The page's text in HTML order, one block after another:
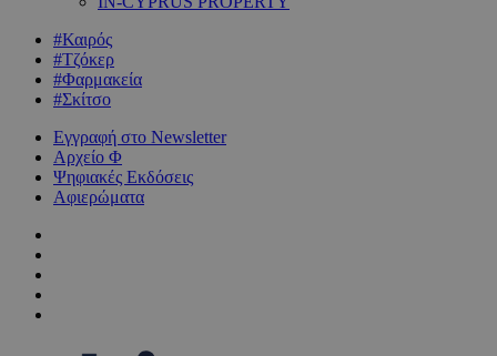
#Καιρός
#Τζόκερ
#Φαρμακεία
#Σκίτσο
Εγγραφή στο Newsletter
Αρχείο Φ
Ψηφιακές Εκδόσεις
Αφιερώματα